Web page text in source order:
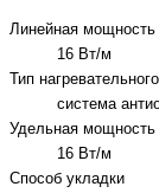
Линейная мощность
16 Вт/м
Тип
система
Удельная мощность
16 Вт/м
Способ укладки